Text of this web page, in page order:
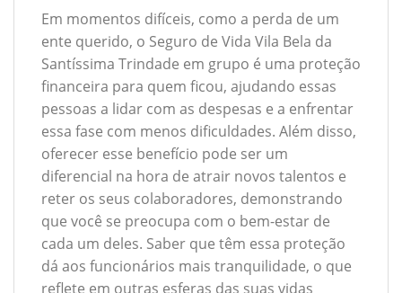
Em momentos difíceis, como a perda de um
ente querido, o Seguro de Vida Vila Bela da
Santíssima Trindade em grupo é uma proteção
financeira para quem ficou, ajudando essas
pessoas a lidar com as despesas e a enfrentar
essa fase com menos dificuldades. Além disso,
oferecer esse benefício pode ser um
diferencial na hora de atrair novos talentos e
reter os seus colaboradores, demonstrando
que você se preocupa com o bem-estar de
cada um deles. Saber que têm essa proteção
dá aos funcionários mais tranquilidade, o que
reflete em outras esferas das suas vidas